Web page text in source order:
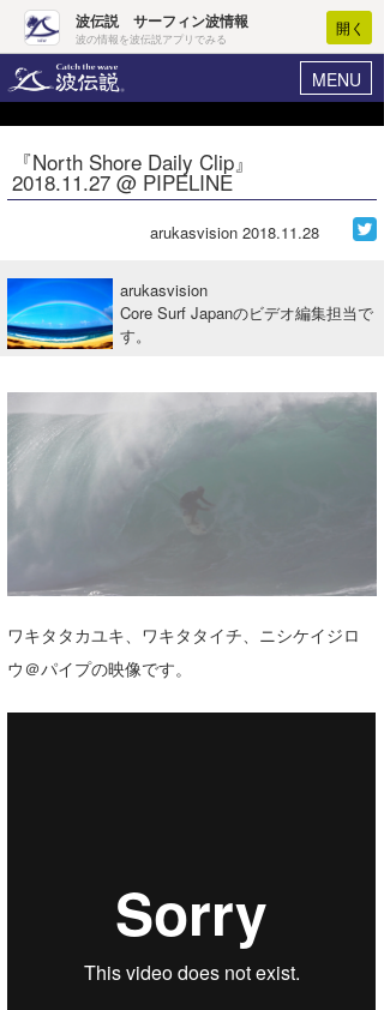
波伝説 サーフィン波情報
波の情報を波伝説アプリでみる
開く
MENU
ヘルプ マイホーム
ログイン
波情報･概況
WAVE HUNTER 波予想ツール
ニュース
サーフィンエリアガイド
『North Shore Daily Clip』
2018.11.27 @ PIPELINE
arukasvision 2018.11.28
arukasvision
Core Surf Japanのビデオ編集担当で
す。
ワキタタカユキ、ワキタタイチ、ニシケイジロ
ウ＠パイプの映像です。
Core Surf Japan
アート＆エンタメ
ショップ情報
ルール＆How to